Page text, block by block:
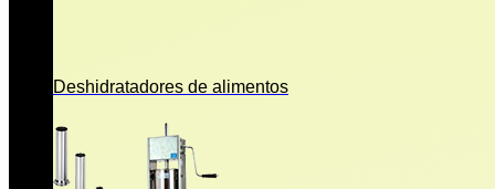
Deshidratadores de alimentos